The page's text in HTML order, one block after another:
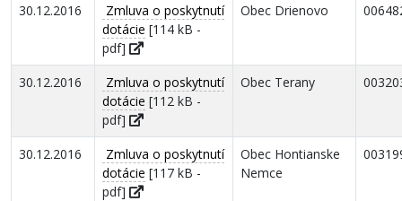
30.12.2016
Zmluva o poskytnutí
dotácie [114 kB -
pdf]
Obec Drienovo
30.12.2016
Zmluva o poskytnutí
dotácie [112 kB -
pdf]
Obec Terany
30.12.2016
Zmluva o poskytnutí
dotácie [117 kB -
pdf]
Obec Hontianske
Nemce